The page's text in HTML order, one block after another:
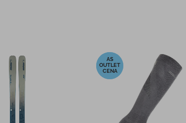
-20%